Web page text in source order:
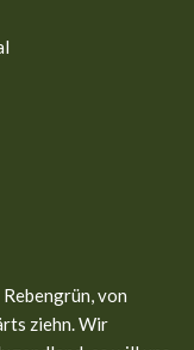
von
ziehn. Wir